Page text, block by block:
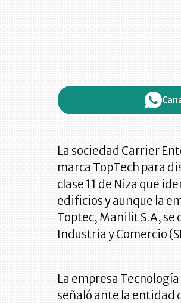
La sociedad Carrier
marca TopTech para
clase 11 de Niza que
edificios y aunque la
Toptec, Manilit S.A, se
Industria y Comercio
La empresa
señaló ante la entidad